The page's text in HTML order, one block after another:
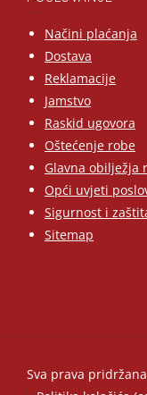
Načini plaćanja
Dostava
Reklamacije
Jamstvo
Raskid ugovora
Oštećenje robe
Glavna obilježja
Opći uvjeti
Sigurnost i
Sitemap
Sva prava